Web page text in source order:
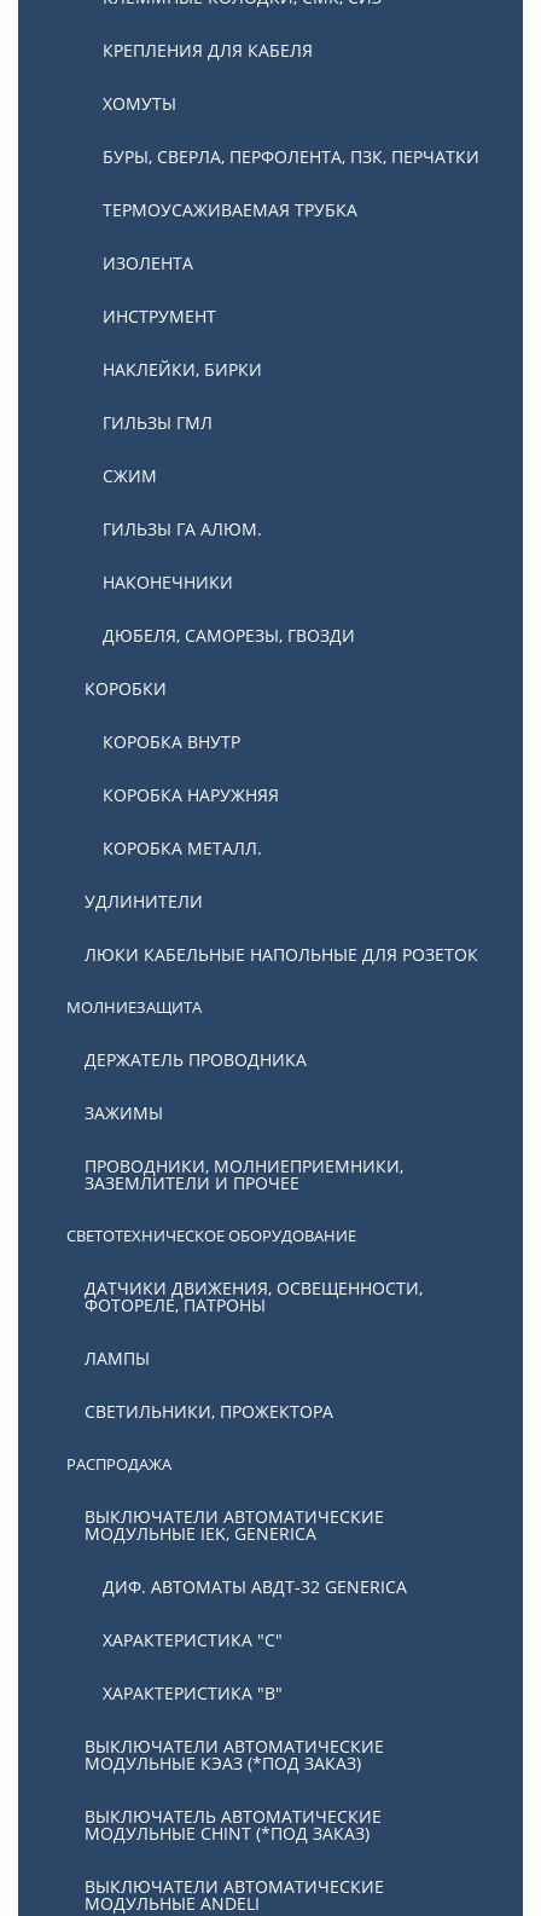
КРЕПЛЕНИЯ ДЛЯ КАБЕЛЯ
ХОМУТЫ
БУРЫ, СВЕРЛА, ПЕРФОЛЕНТА, ПЗК, ПЕРЧАТКИ
ТЕРМОУСАЖИВАЕМАЯ ТРУБКА
ИЗОЛЕНТА
ИНСТРУМЕНТ
НАКЛЕЙКИ, БИРКИ
ГИЛЬЗЫ ГМЛ
СЖИМ
ГИЛЬЗЫ ГА АЛЮМ.
НАКОНЕЧНИКИ
ДЮБЕЛЯ, САМОРЕЗЫ, ГВОЗДИ
КОРОБКИ
КОРОБКА ВНУТР
КОРОБКА НАРУЖНЯЯ
КОРОБКА МЕТАЛЛ.
УДЛИНИТЕЛИ
ЛЮКИ КАБЕЛЬНЫЕ НАПОЛЬНЫЕ ДЛЯ РОЗЕТОК
МОЛНИЕЗАЩИТА
ДЕРЖАТЕЛЬ ПРОВОДНИКА
ЗАЖИМЫ
ПРОВОДНИКИ, МОЛНИЕПРИЕМНИКИ,
ЗАЗЕМЛИТЕЛИ И ПРОЧЕЕ
СВЕТОТЕХНИЧЕСКОЕ ОБОРУДОВАНИЕ
ДАТЧИКИ ДВИЖЕНИЯ, ОСВЕЩЕННОСТИ,
ФОТОРЕЛЕ, ПАТРОНЫ
ЛАМПЫ
СВЕТИЛЬНИКИ, ПРОЖЕКТОРА
РАСПРОДАЖА
ВЫКЛЮЧАТЕЛИ АВТОМАТИЧЕСКИЕ
МОДУЛЬНЫЕ IEK, GENERICA
ДИФ. АВТОМАТЫ АВДТ-32 GENERICA
ХАРАКТЕРИСТИКА "С"
ХАРАКТЕРИСТИКА "В"
ВЫКЛЮЧАТЕЛИ АВТОМАТИЧЕСКИЕ
МОДУЛЬНЫЕ КЭАЗ (*ПОД ЗАКАЗ)
ВЫКЛЮЧАТЕЛЬ АВТОМАТИЧЕСКИЕ
МОДУЛЬНЫЕ CHINT (*ПОД ЗАКАЗ)
ВЫКЛЮЧАТЕЛИ АВТОМАТИЧЕСКИЕ
МОДУЛЬНЫЕ ANDELI